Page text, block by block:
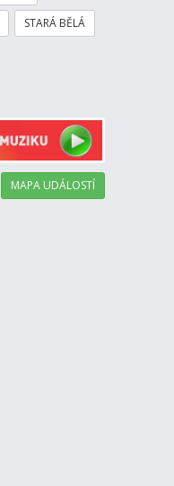
STARÁ BĚLÁ
MAPA UDÁLOSTÍ